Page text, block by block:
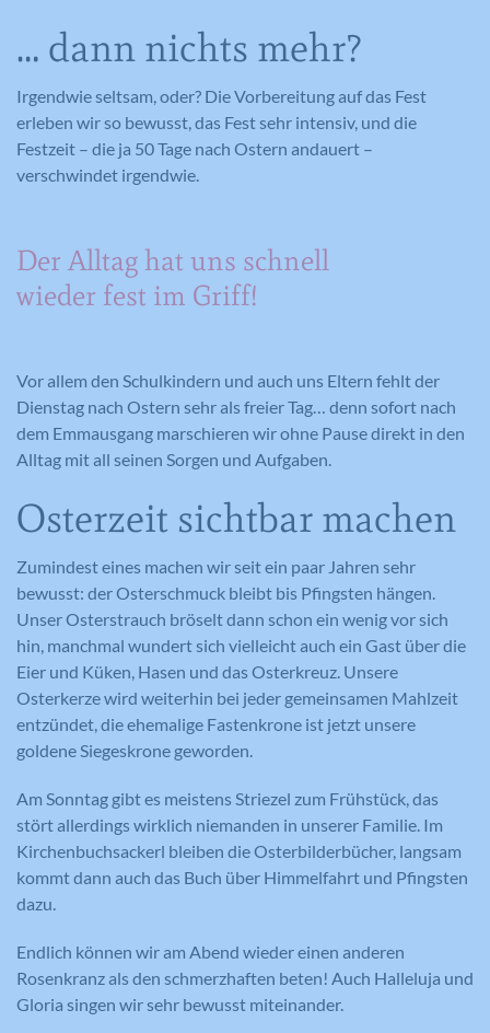
… dann nichts mehr?
Irgendwie seltsam, oder? Die Vorbereitung auf das Fest
erleben wir so bewusst, das Fest sehr intensiv, und die
Festzeit – die ja 50 Tage nach Ostern andauert –
verschwindet irgendwie.
Der Alltag hat uns schnell
wieder fest im Griff!
Vor allem den Schulkindern und auch uns Eltern fehlt der
Dienstag nach Ostern sehr als freier Tag… denn sofort nach
dem Emmausgang marschieren wir ohne Pause direkt in den
Alltag mit all seinen Sorgen und Aufgaben.
Osterzeit sichtbar machen
Zumindest eines machen wir seit ein paar Jahren sehr
bewusst: der Osterschmuck bleibt bis Pfingsten hängen.
Unser Osterstrauch bröselt dann schon ein wenig vor sich
hin, manchmal wundert sich vielleicht auch ein Gast über die
Eier und Küken, Hasen und das Osterkreuz. Unsere
Osterkerze wird weiterhin bei jeder gemeinsamen Mahlzeit
entzündet, die ehemalige Fastenkrone ist jetzt unsere
goldene Siegeskrone geworden.
Am Sonntag gibt es meistens Striezel zum Frühstück, das
stört allerdings wirklich niemanden in unserer Familie. Im
Kirchenbuchsackerl bleiben die Osterbilderbücher, langsam
kommt dann auch das Buch über Himmelfahrt und Pfingsten
dazu.
Endlich können wir am Abend wieder einen anderen
Rosenkranz als den schmerzhaften beten! Auch Halleluja und
Gloria singen wir sehr bewusst miteinander.